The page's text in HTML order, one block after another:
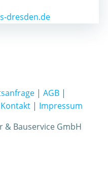
dresden.de
| AGB |
Kontakt| Impressum
& Bauservice GmbH